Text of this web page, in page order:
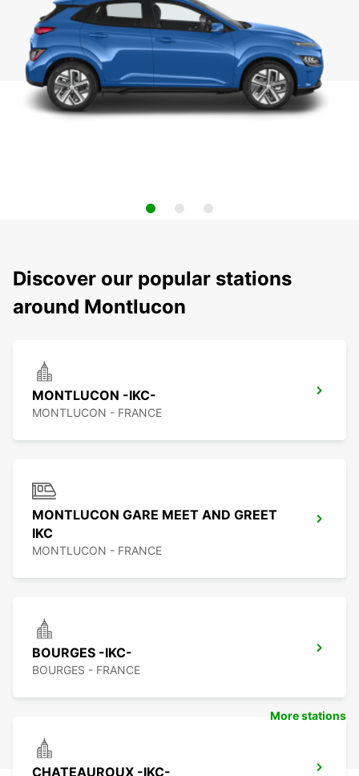
Discover our popular stations
around Montlucon
MONTLUCON -IKC-
MONTLUCON - FRANCE
MONTLUCON GARE MEET AND GREET
IKC
MONTLUCON - FRANCE
BOURGES -IKC-
BOURGES - FRANCE
CHATEAUROUX -IKC-
More stations